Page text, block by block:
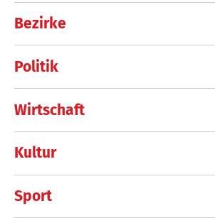
Bezirke
Politik
Wirtschaft
Kultur
Sport